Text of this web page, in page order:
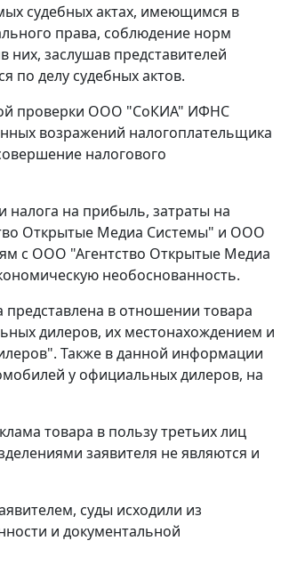
судебных актах, имеющимся в
права, соблюдение норм
заслушав представителей
по делу судебных актов.
проверки ООО "СоКИА" ИФНС
возражений налогоплательщика
налогового
на прибыль, затраты на
Открытые Медиа Системы" и ООО
с ООО "Агентство Открытые Медиа
необоснованность.
в отношении товара
дилеров, их местонахождением и
Также в данной информации
у официальных дилеров, на
товара в пользу третьих лиц
заявителя не являются и
суды исходили из
и документальной